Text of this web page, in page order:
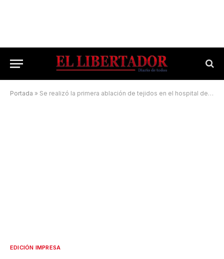
Portada » Se realizó la primera ablación de tejidos en el hospital de Santo Tomé
EDICIÓN IMPRESA